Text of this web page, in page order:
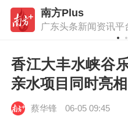
南方Plus
广东头条新闻资讯平
香江大丰水峡谷
亲水项目同时亮相
蔡华锋 06-05 09:45